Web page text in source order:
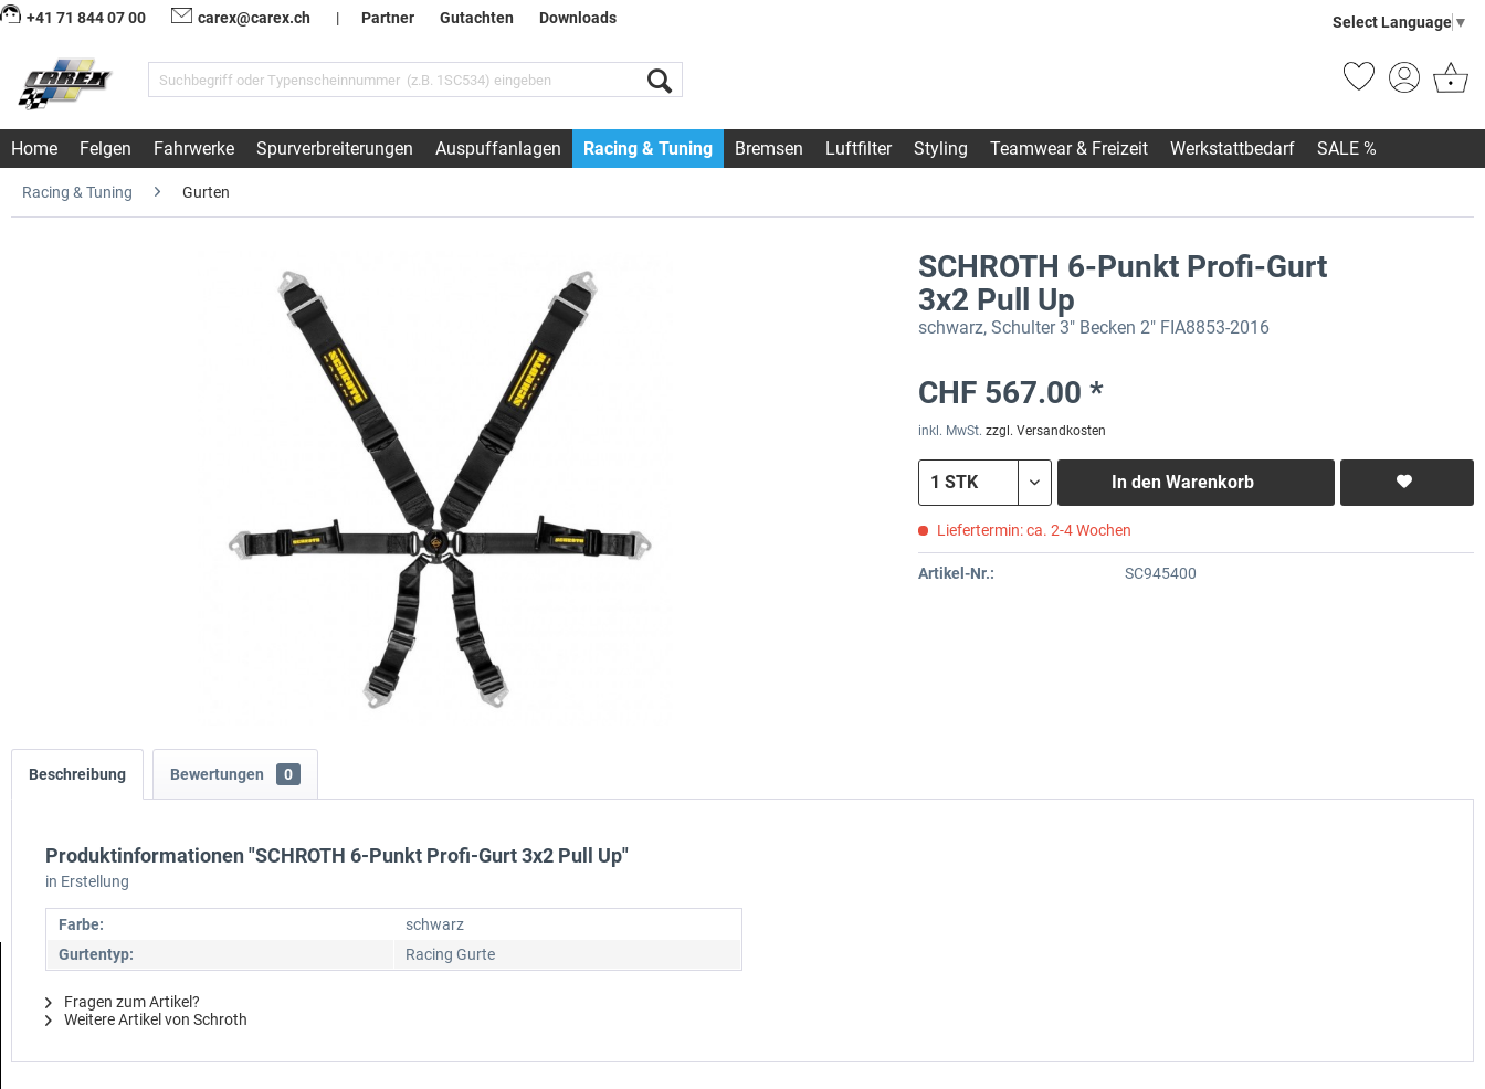
+41 71 844 07 00 carex@carex.ch | Partner Gutachten Downloads Select Language ▼
Home Felgen Fahrwerke Spurverbreiterungen Auspuffanlagen Racing & Tuning Bremsen Luftfilter Styling Teamwear & Freizeit Werkstattbedarf SALE %
Racing & Tuning Gurten
SCHROTH 6-Punkt Profi-Gurt
3x2 Pull Up
schwarz, Schulter 3" Becken 2" FIA8853-2016
CHF 567.00 *
inkl. MwSt. zzgl. Versandkosten
In den Warenkorb
Liefertermin: ca. 2-4 Wochen
Artikel-Nr.: SC945400
Beschreibung Bewertungen 0
Produktinformationen "SCHROTH 6-Punkt Profi-Gurt 3x2 Pull Up"
in Erstellung
Farbe:
schwarz
Gurtentyp:
Racing Gurte
Fragen zum Artikel?
Weitere Artikel von Schroth